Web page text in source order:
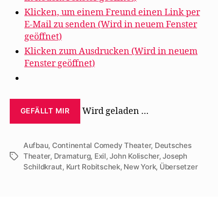
Klicken, um einem Freund einen Link per
E-Mail zu senden (Wird in neuem Fenster
geöffnet)
Klicken zum Ausdrucken (Wird in neuem
Fenster geöffnet)
GEFÄLLT MIR Wird geladen …
Schlagwörter
Aufbau, Continental Comedy Theater, Deutsches
Theater, Dramaturg, Exil,John Kolischer,Joseph
Schildkraut, Kurt Robitschek, New York, Übersetzer